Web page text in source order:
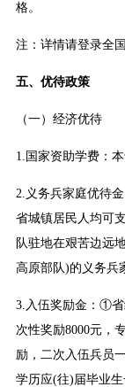
格。
注：详情请登录全
五、优待政策
（一）经济优待
1.国家资助学费：
2.义务兵家庭优待
省城镇居民人均可
队驻地在艰苦边远
高原部队)的义务兵
3.入伍奖励金：①
次性奖励8000元，
励，二次入伍兵员
学历应(往)届毕业